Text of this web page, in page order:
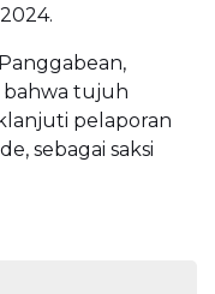
bahwa tujuh
pelaporan
sebagai saksi